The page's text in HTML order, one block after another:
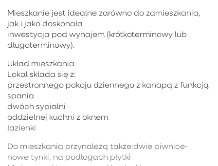
Mieszkanie jest idealne zarówno do zamieszkania,
jak i jako doskonała
inwestycja pod wynajem (krótkoterminowy lub
długoterminowy).
Układ mieszkania
Lokal składa się z:
przestronnego pokoju dziennego z kanapą z funkcją
spania
dwóch sypialni
oddzielnej kuchni z oknem
łazienki
Do mieszkania przynależą także:dwie piwnice-
nowe tynki, na podłogach płytki